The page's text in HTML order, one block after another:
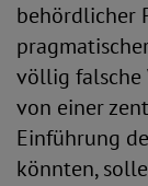
behördlicher
völlig falsche
von einer
Einführung
könnten,